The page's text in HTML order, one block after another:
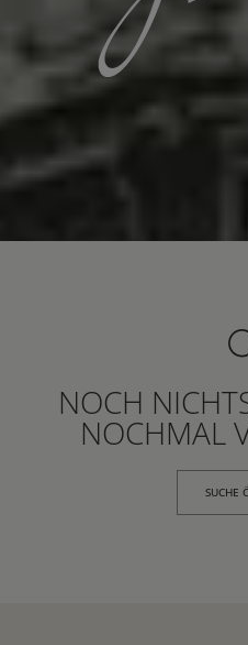
NOCH
NOCHMAL
SUCHE